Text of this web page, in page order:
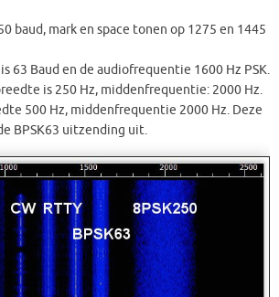
baud, mark en space tonen op 1275 en 1445
63 Baud en de audiofrequentie 1600 Hz PSK.
is 250 Hz, middenfrequentie: 2000 Hz.
500 Hz, middenfrequentie 2000 Hz. Deze
BPSK63 uitzending uit.